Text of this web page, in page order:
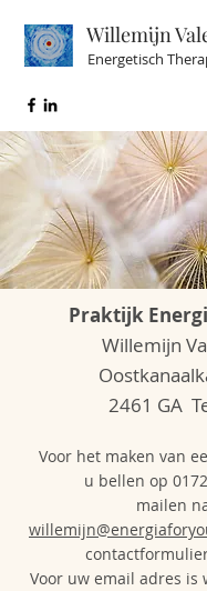
Energetisch
Willemijn
Praktijk
Willemijn
2461 GA
Voor het maken van
u bellen op
mailen
Voor uw email adres is